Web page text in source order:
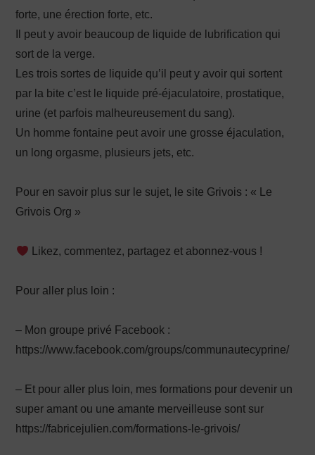
forte, une érection forte, etc.
Il peut y avoir beaucoup de liquide de lubrification qui
sort de la verge.
Les trois sortes de liquide qu’il peut y avoir qui sortent
par la bite c’est le liquide pré-éjaculatoire, prostatique,
urine (et parfois malheureusement du sang).
Un homme fontaine peut avoir une grosse éjaculation,
un long orgasme, plusieurs jets, etc.
Pour en savoir plus sur le sujet, le site Grivois : « Le
Grivois Org »
Likez, commentez, partagez et abonnez-vous !
Pour aller plus loin :
– Mon groupe privé Facebook :
https://www.facebook.com/groups/communautecyprine/
– Et pour aller plus loin, mes formations pour devenir un
super amant ou une amante merveilleuse sont sur
https://fabricejulien.com/formations-le-grivois/